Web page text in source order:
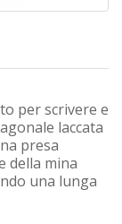
per scrivere e
laccata
presa
della mina
una lunga